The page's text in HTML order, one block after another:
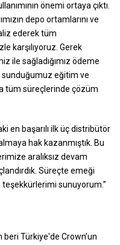
önemi ortaya çıktı.
depo ortamlarını ve
ederek tüm
karşılıyoruz. Gerek
ile sağladığımız ödeme
sunduğumuz eğitim ve
tüm süreçlerinde çözüm
en başarılı ilk üç distribütör
hak kazanmıştık. Bu
aralıksız devam
Süreçte emeği
sunuyorum.”
beri Türkiye'de Crown’un